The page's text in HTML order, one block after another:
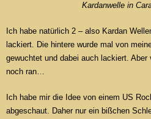
Kardanwelle in
Ich habe natürlich 2 – also Kardan
lackiert. Die hintere wurde mal von
gewuchtet und dabei auch lackiert.
noch ran…
Ich habe mir die Idee von einem US
abgeschaut. Daher nur ein bißchen